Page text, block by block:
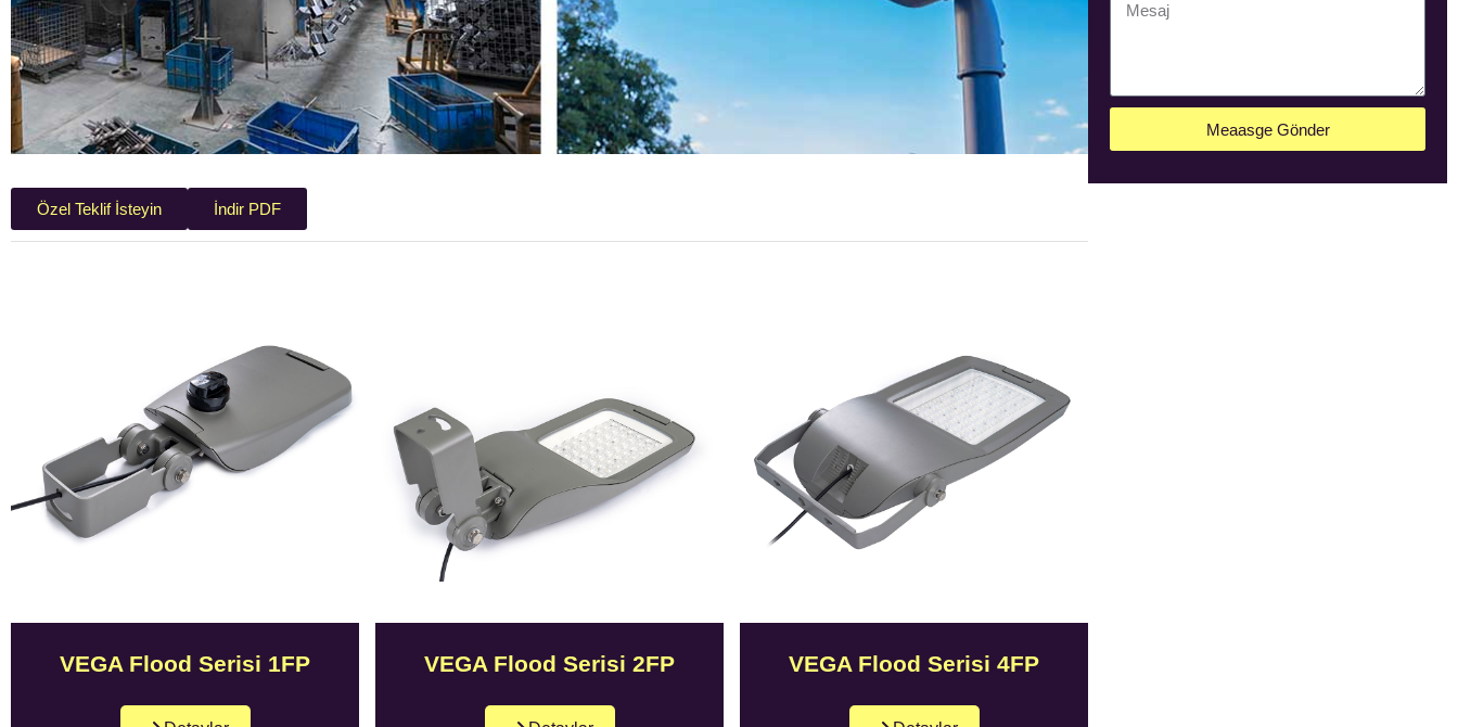
Özel Teklif İsteyin İndir PDF
VEGA Flood Serisi 1FP VEGA Flood Serisi 2FP VEGA Flood Serisi 4FP
Meaasge Gönder